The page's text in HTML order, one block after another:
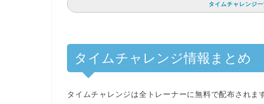
タイムチャレンジ一
タイムチャレンジ情報まとめ
タイムチャレンジは全トレーナーに無料で配布されま